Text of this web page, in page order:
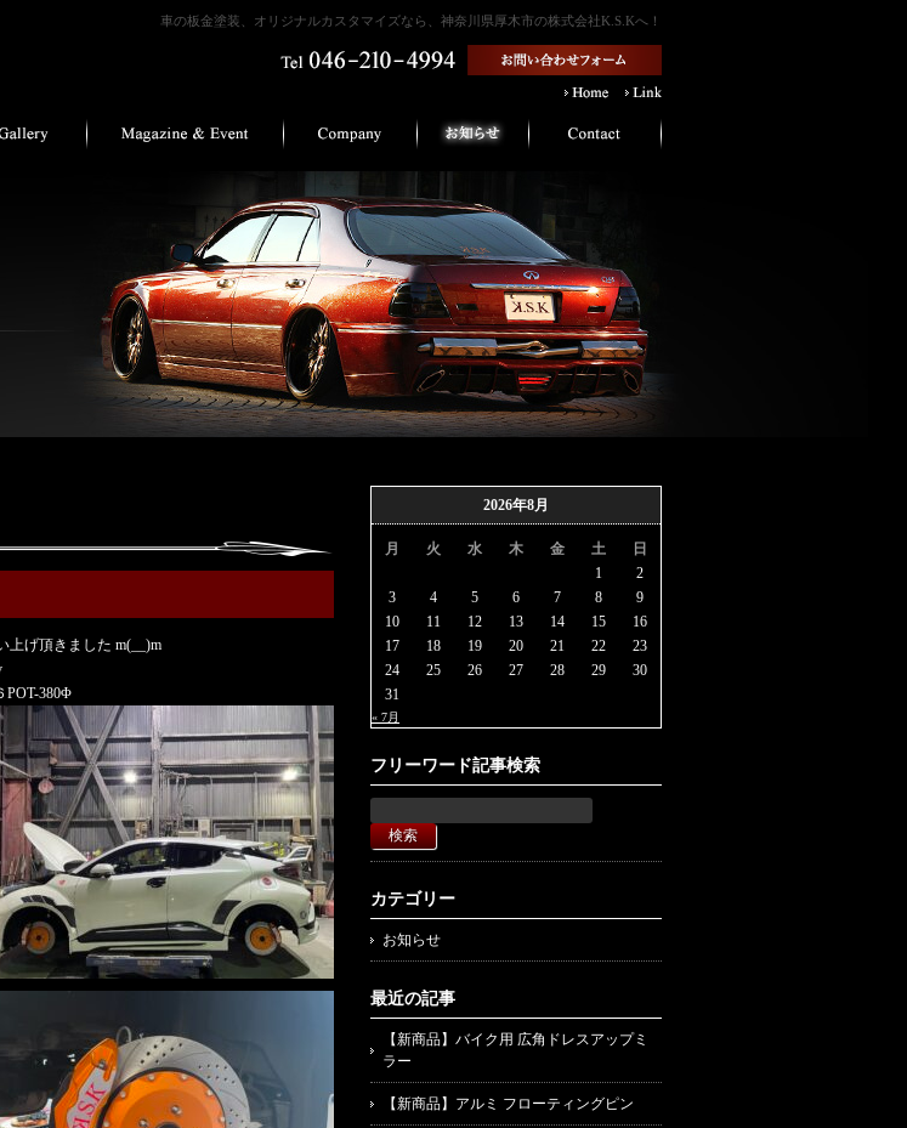
車の板金塗装、オリジナルカスタマイズなら、神奈川県厚木市の株式会社K.S.Kへ！
上げ頂きました m(__)m
380Φ
2026年8月
月 火 水 木 金 土
日
1
2
3
4 5 6 7 8
9
10
11 12 13 14 15
16
17
18 19 20 21 22
23
24
25 26 27 28 29
30
31
« 7月
フリーワード記事検索
カテゴリー
お知らせ
最近の記事
【新商品】バイク用 広角ドレスアップミ
ラー
【新商品】アルミ フローティングピン